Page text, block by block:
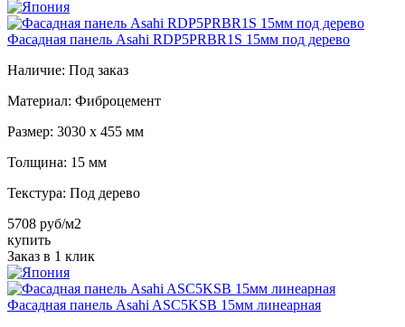
Фасадная панель Asahi RDP5PRBR1S 15мм под дерево
Наличие: Под заказ
Материал: Фиброцемент
Размер: 3030 х 455 мм
Толщина: 15 мм
Текстура: Под дерево
5708 руб/м2
купить
Заказ в 1 клик
Фасадная панель Asahi ASC5KSB 15мм линеарная